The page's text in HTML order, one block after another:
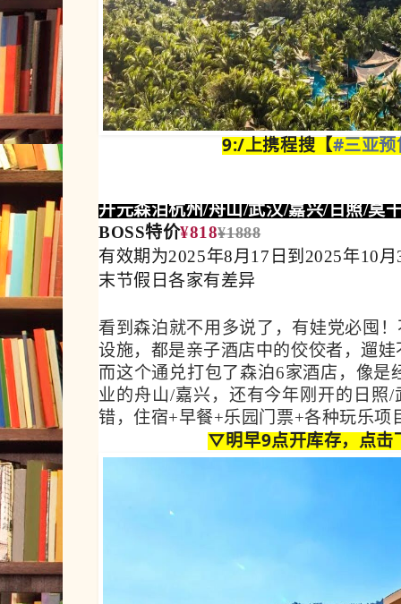
9:/上携程搜【#三亚
开元森泊杭州/舟山/武汉/嘉兴/日照/莫
BOSS特价¥818¥1888
有效期为2025年8月17日到2025年10
末节假日各家有差异
看到森泊就不用多说了，有娃党必囤
设施，都是亲子酒店中的佼佼者，遛
而这个通兑打包了森泊6家酒店，像是
业的舟山/嘉兴，还有今年刚开的日照
错，住宿+早餐+乐园门票+各种玩乐项
▽明早9点开库存，点